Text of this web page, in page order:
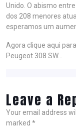
Unido. O abismo
dos 208 menores
esperamos um
Agora clique aqui
Peugeot 308 SW…
Leave a
Your email address
marked *